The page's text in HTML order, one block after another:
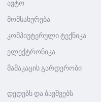
ავტო
მომსახურება
კომპიუტერული ტექნიკა
ელექტრონიკა
მამაკაცის გარდერობი
დედებს და ბავშვებს